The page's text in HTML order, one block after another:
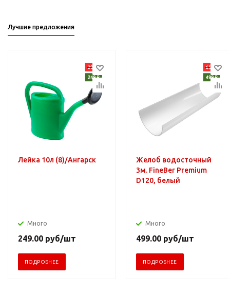
Лучшие предложения
Лейка 10л (8)/Ангарск
Много
249.00 руб/шт
ПОДРОБНЕЕ
Желоб водосточный
3м. FineBer Premium
D120, белый
Много
499.00 руб/шт
ПОДРОБНЕЕ